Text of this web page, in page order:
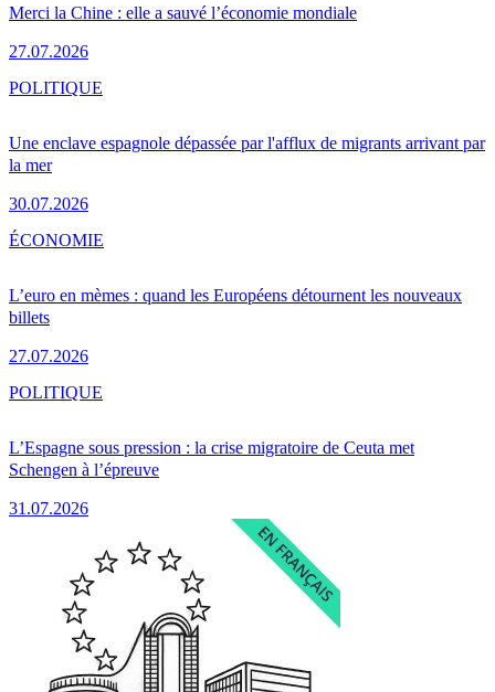
Merci la Chine : elle a sauvé l’économie mondiale
27.07.2026
Une enclave espagnole dépassée par l'afflux de migrants arrivant par
la mer
30.07.2026
POLITIQUE
L’euro en mèmes : quand les Européens détournent les nouveaux
billets
27.07.2026
ÉCONOMIE
L’Espagne sous pression : la crise migratoire de Ceuta met
Schengen à l’épreuve
31.07.2026
POLITIQUE